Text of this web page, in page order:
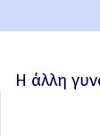
subs)
Η άλλη